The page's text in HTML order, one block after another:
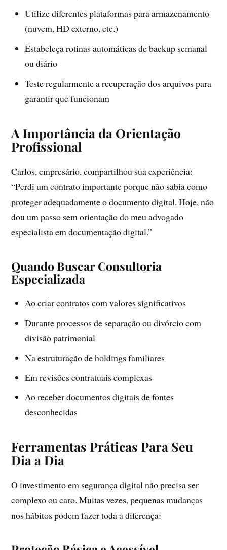
Utilize diferentes plataformas para armazenamento
(nuvem, HD externo, etc.)
Estabeleça rotinas automáticas de backup semanal
ou diário
Teste regularmente a recuperação dos arquivos para
garantir que funcionam
A Importância da Orientação
Profissional
Carlos, empresário, compartilhou sua experiência:
“Perdi um contrato importante porque não sabia como
proteger adequadamente o documento digital. Hoje, não
dou um passo sem orientação do meu advogado
especialista em documentação digital.”
Quando Buscar Consultoria
Especializada
Ao criar contratos com valores significativos
Durante processos de separação ou divórcio com
divisão patrimonial
Na estruturação de holdings familiares
Em revisões contratuais complexas
Ao receber documentos digitais de fontes
desconhecidas
Ferramentas Práticas Para Seu
Dia a Dia
O investimento em segurança digital não precisa ser
complexo ou caro. Muitas vezes, pequenas mudanças
nos hábitos podem fazer toda a diferença: